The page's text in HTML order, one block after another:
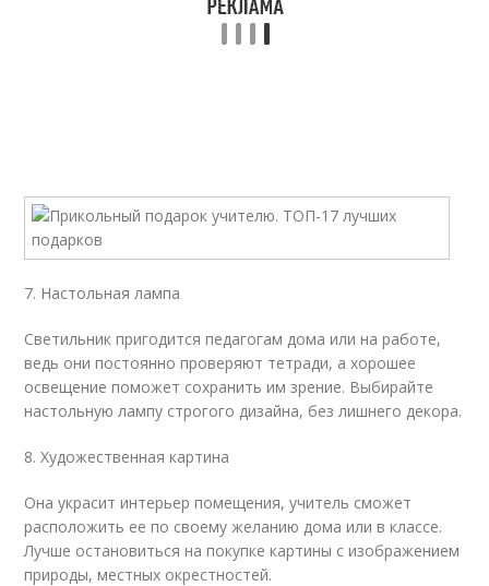
7. Настольная лампа
Светильник пригодится педагогам дома или на работе,
ведь они постоянно проверяют тетради, а хорошее
освещение поможет сохранить им зрение. Выбирайте
настольную лампу строгого дизайна, без лишнего декора.
8. Художественная картина
Она украсит интерьер помещения, учитель сможет
расположить ее по своему желанию дома или в классе.
Лучше остановиться на покупке картины с изображением
природы, местных окрестностей.